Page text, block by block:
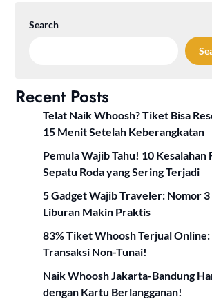
Search
Recent Posts
Telat Naik Whoosh? Tiket Bisa
15 Menit Setelah Keberangkatan
Pemula Wajib Tahu! 10 Kesalahan
Sepatu Roda yang Sering Terjadi
5 Gadget Wajib Traveler: Nomor
Liburan Makin Praktis
83% Tiket Whoosh Terjual
Transaksi Non-Tunai!
Naik Whoosh Jakarta-Bandung
dengan Kartu Berlangganan!